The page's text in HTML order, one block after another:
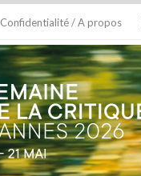
Confidentialité / A propos